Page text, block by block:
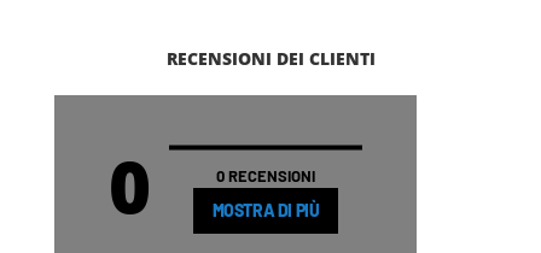
RECENSIONI DEI CLIENTI
0 0 RECENSIONI
MOSTRA DI PIÙ